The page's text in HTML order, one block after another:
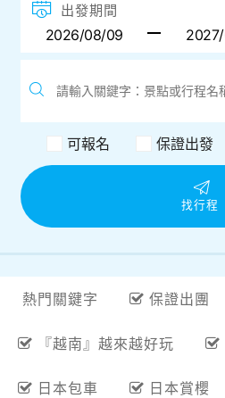
出發期間
可報名 保證出發
找行程
熱門關鍵字 保證出團
『越南』越來越好玩
日本包車 日本賞櫻